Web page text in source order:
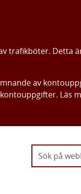
trafikböter. Detta
av
Läs